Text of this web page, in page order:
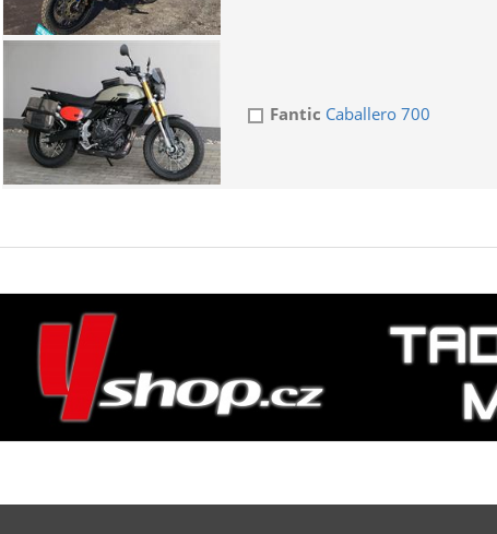
Fantic Caballero 700